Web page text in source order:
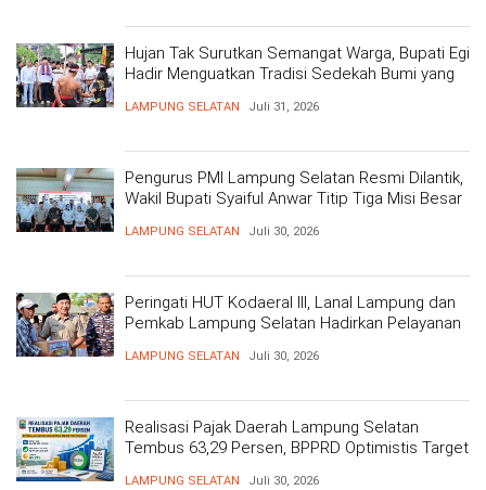
Hujan Tak Surutkan Semangat Warga, Bupati Egi
Hadir Menguatkan Tradisi Sedekah Bumi yang
LAMPUNG SELATAN Juli 31, 2026
Pengurus PMI Lampung Selatan Resmi Dilantik,
Wakil Bupati Syaiful Anwar Titip Tiga Misi Besar
LAMPUNG SELATAN Juli 30, 2026
Peringati HUT Kodaeral III, Lanal Lampung dan
Pemkab Lampung Selatan Hadirkan Pelayanan
LAMPUNG SELATAN Juli 30, 2026
Realisasi Pajak Daerah Lampung Selatan
Tembus 63,29 Persen, BPPRD Optimistis Target
LAMPUNG SELATAN Juli 30, 2026